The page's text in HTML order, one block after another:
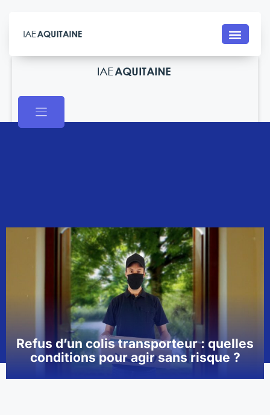
Refus d’un colis transporteur : quelles
conditions pour agir sans risque ?